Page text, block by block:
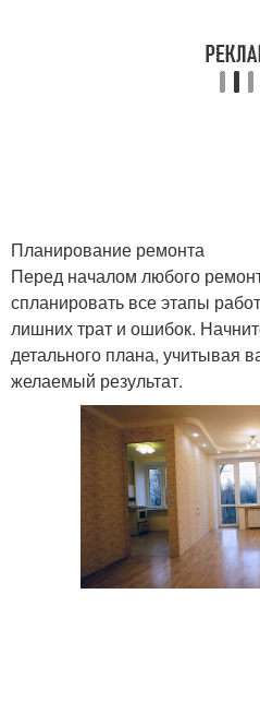
Планирование ремонта
Перед началом любого
спланировать все этапы
лишних трат и ошибок.
детального плана, учитывая
желаемый результат.